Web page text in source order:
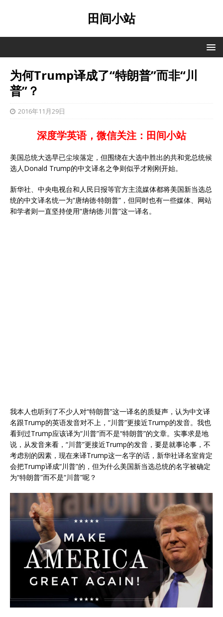
田间小站
为何Trump译成了“特朗普”而非“川
普”？
2016年11月29日
深度学英语，微信关注：田间小站
美国总统大选早已尘埃落定，但围绕在大选中胜出的共和党总统候
选人Donald Trump的中文译名之争则似乎才刚刚开始。
新华社、中央电视台和人民日报等官方主流媒体都将美国新当选总
统的中文译名统一为“唐纳德·特朗普”，但同时也有一些媒体、网站
和学者则一直坚持使用“唐纳德·川普”这一译名。
我本人也听到了不少人对“特朗普”这一译名的质疑声，认为中文译
名跟Trump的英语发音对不上，“川普”更接近Trump的发音。我也
看到过Trump应该译为“川普”而不是“特朗普”的文章。实事求是地
说，从发音来看，“川普”更接近Trump的发音，要是就事论事，不
考虑别的因素，现在来译Trump这一名字的话，新华社译名室肯定
会把Trump译成“川普”的，但为什么美国新当选总统的名字被确定
为“特朗普”而不是“川普”呢？